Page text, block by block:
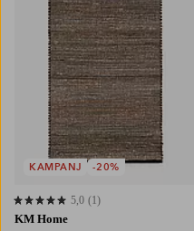
KM Home
5,0 baserat på 1 st betyg
5,0 (1)
KAMPANJ -20%